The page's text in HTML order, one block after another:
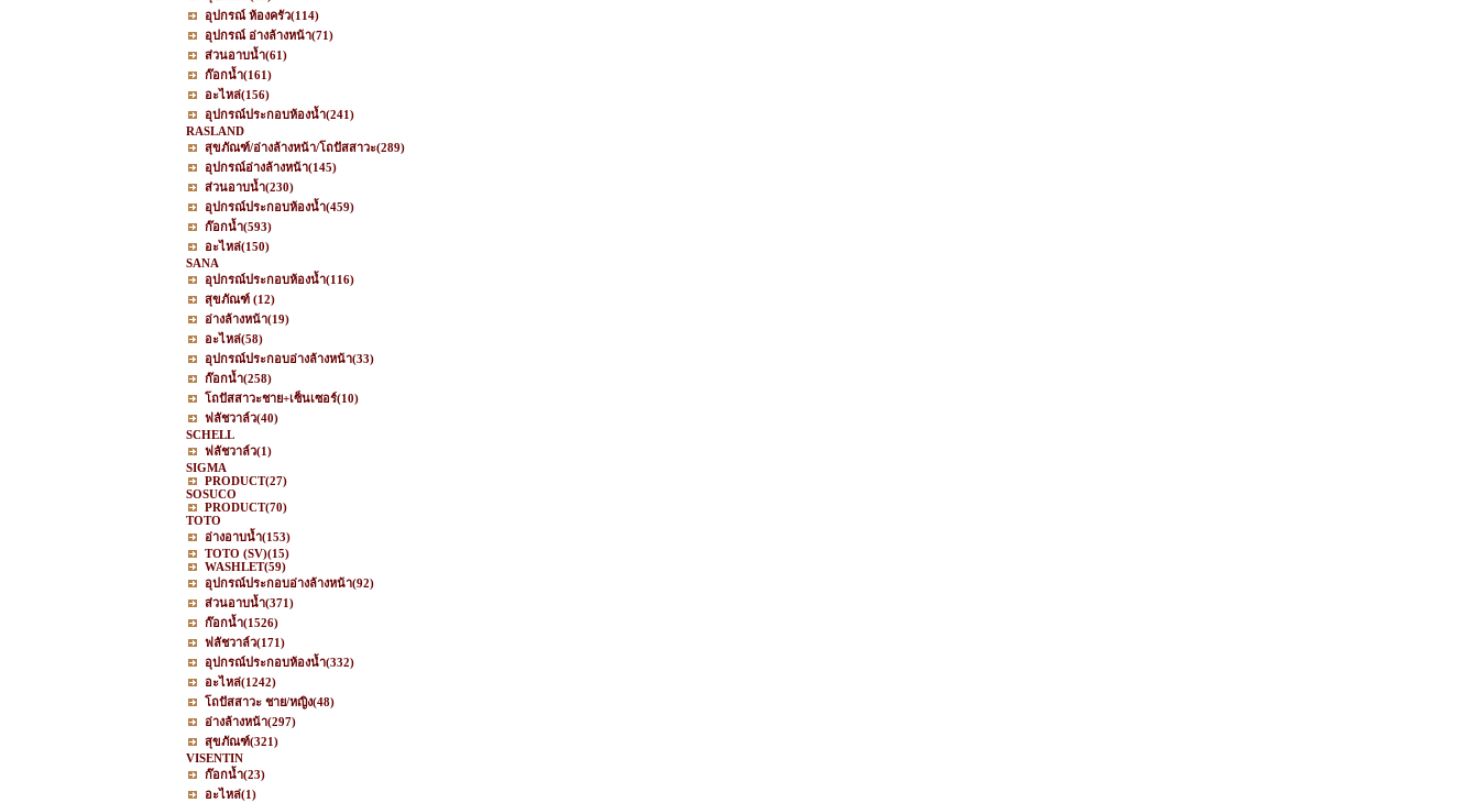
อุปกรณ์ ห้องครัว(114)
อุปกรณ์ อ่างล้างหน้า(71)
ส่วนอาบน้ำ(61)
ก๊อกน้ำ(161)
อะไหล่(156)
อุปกรณ์ประกอบห้องน้ำ(241)
RASLAND
สุขภัณฑ์/อ่างล้างหน้า/โถปัสสาวะ(289)
อุปกรณ์อ่างล้างหน้า(145)
ส่วนอาบน้ำ(230)
อุปกรณ์ประกอบห้องน้ำ(459)
ก๊อกน้ำ(593)
อะไหล่(150)
SANA
อุปกรณ์ประกอบห้องน้ำ(116)
สุขภัณฑ์ (12)
อ่างล้างหน้า(19)
อะไหล่(58)
อุปกรณ์ประกอบอ่างล้างหน้า(33)
ก๊อกน้ำ(258)
โถปัสสาวะชาย+เซ็นเซอร์(10)
ฟลัชวาล์ว(40)
SCHELL
ฟลัชวาล์ว(1)
SIGMA
PRODUCT(27)
SOSUCO
PRODUCT(70)
TOTO
อ่างอาบน้ำ(153)
TOTO (SV)(15)
WASHLET(59)
อุปกรณ์ประกอบอ่างล้างหน้า(92)
ส่วนอาบน้ำ(371)
ก๊อกน้ำ(1526)
ฟลัชวาล์ว(171)
อุปกรณ์ประกอบห้องน้ำ(332)
อะไหล่(1242)
โถปัสสาวะ ชาย/หญิง(48)
อ่างล้างหน้า(297)
สุขภัณฑ์(321)
VISENTIN
ก๊อกน้ำ(23)
อะไหล่(1)